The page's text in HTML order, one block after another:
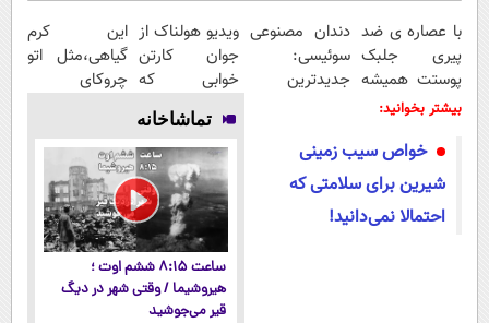
با عصاره ی ضد
پیری جلبک
پوستت همیشه
جوونه!
دندان مصنوعی
سوئیسی:
جدیدترین
پرداخت قسطی
ویدیو هولناک از
جوان کارتن
خوابی که
میلیاردر شد.
آموزش رایگان
این کرم
گیاهی،مثل اتو
چروکای
بیشتر بخوانید:
خواص سیب زمینی
شیرین برای سلامتی که
احتمالا نمی‌دانید!
تماشاخانه
ساعت ۸:۱۵ ششم اوت ؛
هیروشیما / وقتی شهر در دیگ
قیر می‌جوشید